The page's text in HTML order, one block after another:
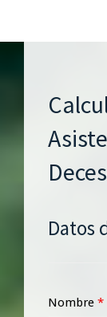
Datos
Nombre *